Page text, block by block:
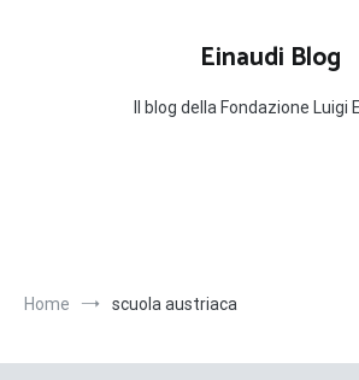
Einaudi Blog
Il blog della Fondazione Luigi
Home scuola austriaca